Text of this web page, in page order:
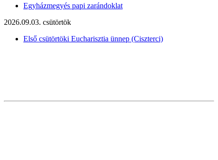
Egyházmegyés papi zarándoklat
2026.09.03. csütörtök
Első csütörtöki Eucharisztia ünnep (Ciszterci)